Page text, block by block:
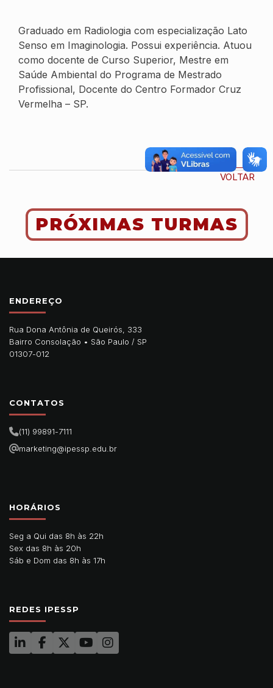
Graduado em Radiologia com especialização Lato
Senso em Imaginologia. Possui experiência. Atuou
como docente de Curso Superior, Mestre em
Saúde Ambiental do Programa de Mestrado
Profissional, Docente do Centro Formador Cruz
Vermelha – SP.
VOLTAR
PRÓXIMAS TURMAS
ENDEREÇO
Rua Dona Antônia de Queirós, 333
Bairro Consolação • São Paulo / SP
01307-012
CONTATOS
(11) 99891-7111
marketing@ipessp.edu.br
HORÁRIOS
Seg a Qui das 8h às 22h
Sex das 8h às 20h
Sáb e Dom das 8h às 17h
REDES IPESSP